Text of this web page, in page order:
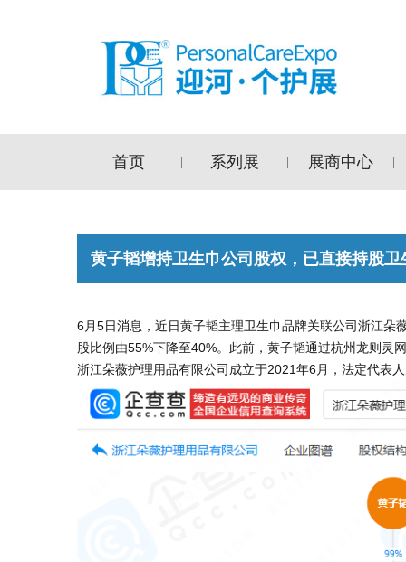
首页 系列展 展商中心
黄子韬增持卫生巾公司股权，已直接持股卫
6月5日消息，近日黄子韬主理卫生巾品牌关联公司浙江朵
股比例由55%下降至40%。此前，黄子韬通过杭州龙则灵
浙江朵薇护理用品有限公司成立于2021年6月，法定代表